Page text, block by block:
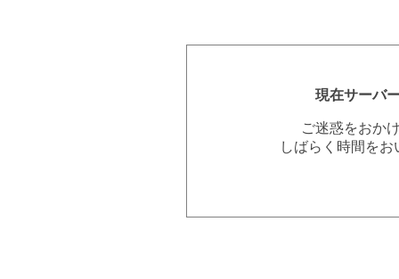
現在サーバ
ご迷惑をおか
しばらく時間を